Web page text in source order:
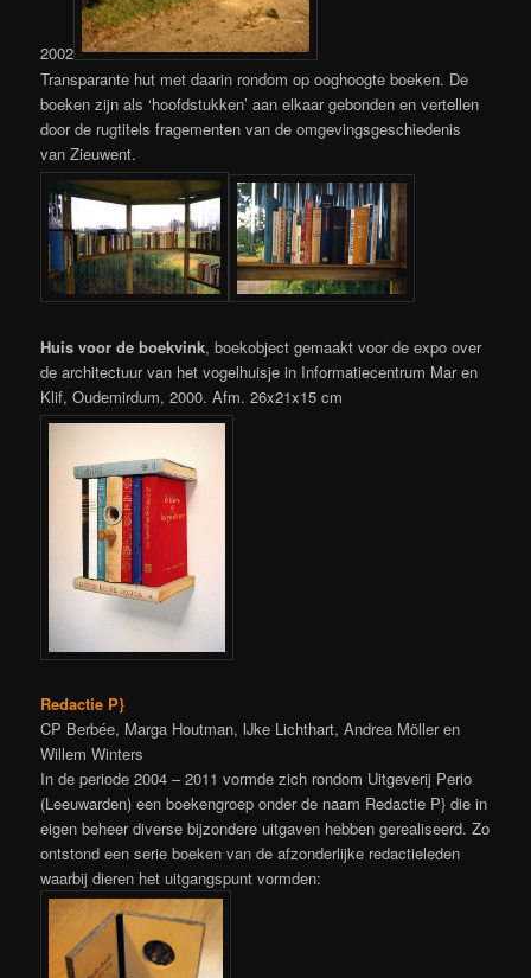
2002
Transparante hut met daarin rondom op ooghoogte boeken. De
boeken zijn als ‘hoofdstukken’ aan elkaar gebonden en vertellen
door de rugtitels fragementen van de omgevingsgeschiedenis
van Zieuwent.
Huis voor de boekvink, boekobject gemaakt voor de expo over
de architectuur van het vogelhuisje in Informatiecentrum Mar en
Klif, Oudemirdum, 2000. Afm. 26x21x15 cm
Redactie P}
CP Berbée, Marga Houtman, IJke Lichthart, Andrea Möller en
Willem Winters
In de periode 2004 – 2011 vormde zich rondom Uitgeverij Perio
(Leeuwarden) een boekengroep onder de naam Redactie P} die in
eigen beheer diverse bijzondere uitgaven hebben gerealiseerd. Zo
ontstond een serie boeken van de afzonderlijke redactieleden
waarbij dieren het uitgangspunt vormden: